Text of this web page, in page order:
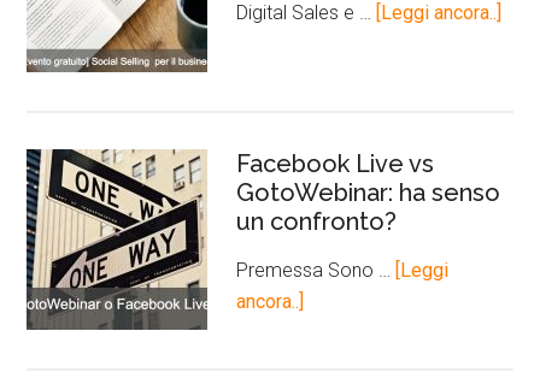
Digital Sales e … [Leggi ancora..]
Facebook Live vs
GotoWebinar: ha senso
un confronto?
Premessa Sono …
[Leggi
ancora..]